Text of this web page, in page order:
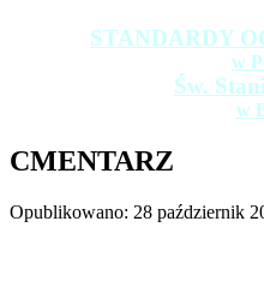
STANDARDY
w
Św.
w
CMENTARZ
Opublikowano: 28 październik